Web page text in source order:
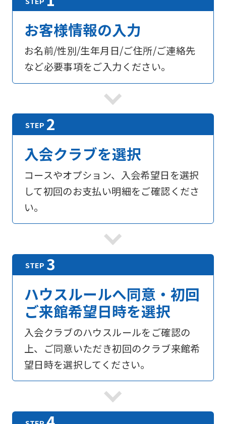
お客様情報の入力
お名前/性別/生年月日/ご住所/ご連絡先
など必要事項をご入力ください。
入会クラブを選択
コースやオプション、入会希望日を選択
して初回のお支払い明細をご確認くださ
い。
ハウスルールへ同意・初回
ご来館希望日時を選択
入会クラブのハウスルールをご確認の
上、ご同意いただき初回のクラブ来館希
望日時を選択してください。